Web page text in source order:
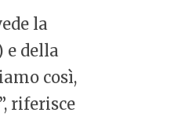
la
e della
così,
riferisce